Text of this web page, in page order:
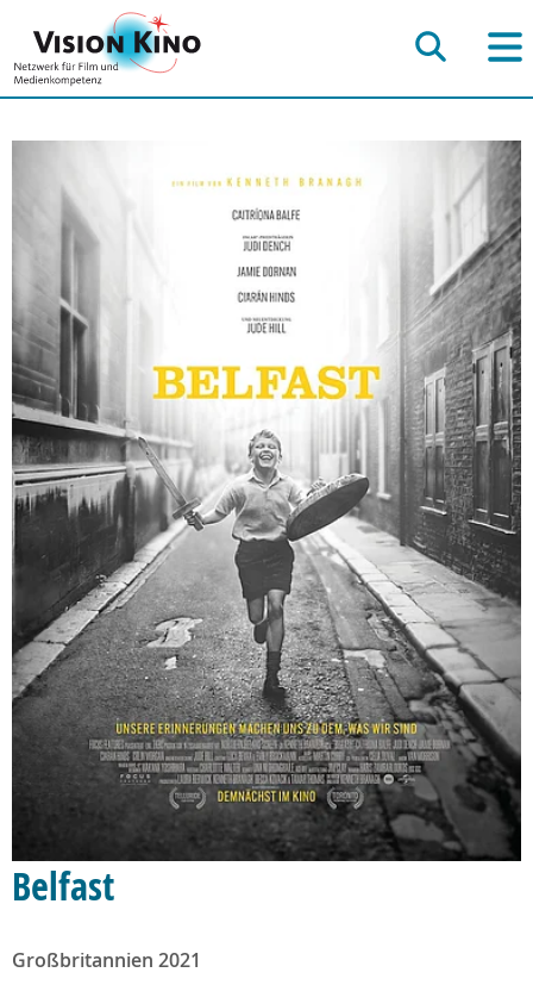
Belfast
Großbritannien 2021